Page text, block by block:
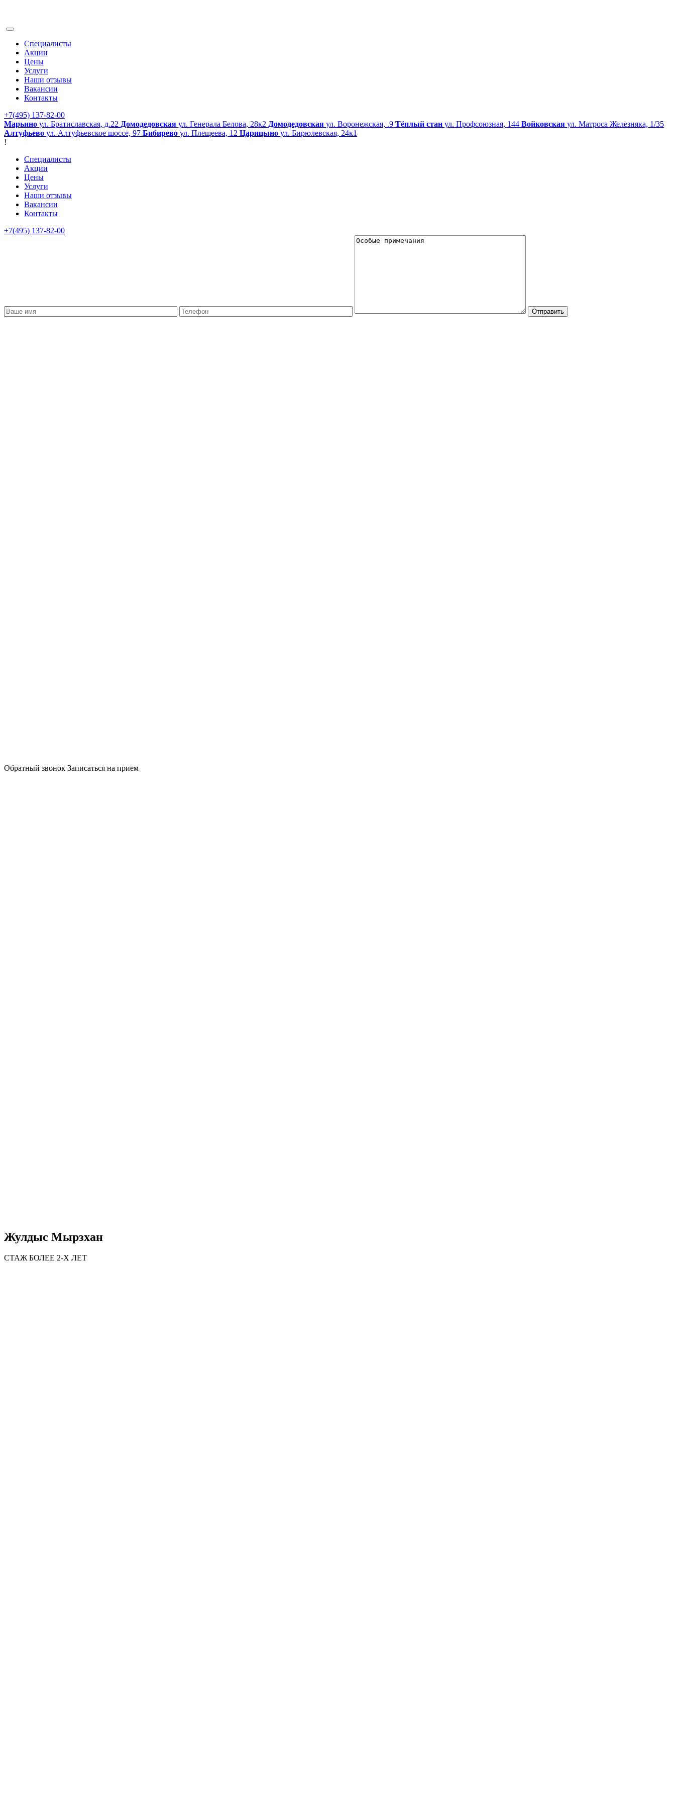
Специалисты
Акции
Цены
Услуги
Наши отзывы
Вакансии
Контакты
+7(495) 137-82-00
Марьино ул. Братиславская, д.22 Домодедовская ул. Генерала Белова, 28к2 Домодедовская ул. Воронежская, .9 Тёплый стан ул. Профсоюзная, 144 Войковская ул. Матроса Железняка, 1/35
Алтуфьево ул. Алтуфьевское шоссе, 97 Бибирево ул. Плещеева, 12 Царицыно ул. Бирюлевская, 24к1
!
Специалисты
Акции
Цены
Услуги
Наши отзывы
Вакансии
Контакты
+7(495) 137-82-00
Обратный звонок Записаться на прием
Жулдыс Мырзхан
СТАЖ БОЛЕЕ 2-Х ЛЕТ